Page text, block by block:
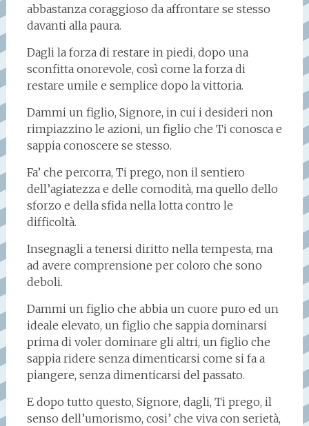
abbastanza coraggioso da affrontare se stesso
davanti alla paura.
Dagli la forza di restare in piedi, dopo una
sconfitta onorevole, così come la forza di
restare umile e semplice dopo la vittoria.
Dammi un figlio, Signore, in cui i desideri non
rimpiazzino le azioni, un figlio che Ti conosca e
sappia conoscere se stesso.
Fa’ che percorra, Ti prego, non il sentiero
dell’agiatezza e delle comodità, ma quello dello
sforzo e della sfida nella lotta contro le
difficoltà.
Insegnagli a tenersi diritto nella tempesta, ma
ad avere comprensione per coloro che sono
deboli.
Dammi un figlio che abbia un cuore puro ed un
ideale elevato, un figlio che sappia dominarsi
prima di voler dominare gli altri, un figlio che
sappia ridere senza dimenticarsi come si fa a
piangere, senza dimenticarsi del passato.
E dopo tutto questo, Signore, dagli, Ti prego, il
senso dell’umorismo, cosi’ che viva con serietà,